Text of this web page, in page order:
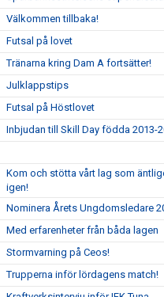
Välkommen tillbaka!
Futsal på lovet
Tränarna kring Dam A fortsätter!
Julklappstips
Futsal på Höstlovet
Inbjudan till Skill Day födda 2013-
Kom och stötta vårt lag som
igen!
Nominera Årets Ungdomsledare
Med erfarenheter från båda lagen
Stormvarning på Ceos!
Trupperna inför lördagens match!